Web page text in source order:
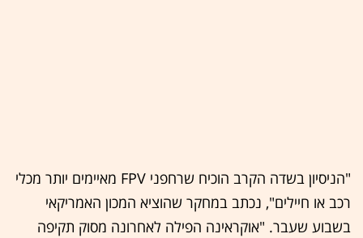
"הניסיון בשדה הקרב הוכיח שרחפני FPV מאיימים יותר מכלי
רכב או חיילים", נכתב במחקר שהוציא המכון האמריקאי
בשבוע שעבר. "אוקראינה הפילה לאחרונה מסוק תקיפה